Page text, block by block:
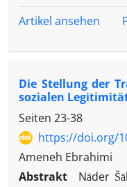
und die
Islamischen
nationales
Volkes an
Grundlage
Fokus auf
Anwendung eines
Artikel ansehen
Die Stellung der
sozialen Legitimität
Seiten 23-38
https://doi.org/
Ameneh Ebrahimi
Abstrakt
Nāder